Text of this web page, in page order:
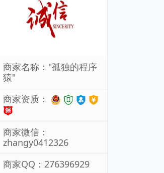
商家名称："孤独的程序
猿"
商家资质：
商家微信：
zhangy0412326
商家QQ：276396929